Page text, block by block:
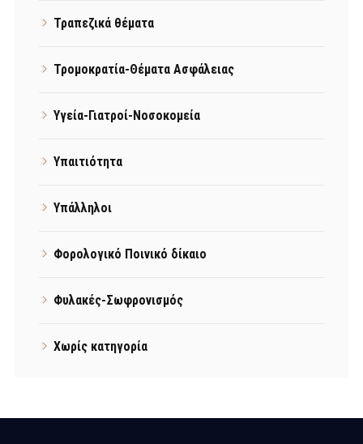
Τραπεζικά θέματα
Τρομοκρατία-Θέματα Ασφάλειας
Υγεία-Γιατροί-Νοσοκομεία
Υπαιτιότητα
Υπάλληλοι
Φορολογικό Ποινικό δίκαιο
Φυλακές-Σωφρονισμός
Χωρίς κατηγορία